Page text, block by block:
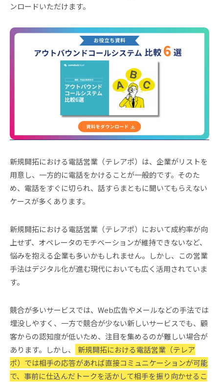
ンロードいただけます。
新規開拓における電話営業（テレアポ）は、企業がリストを
用意し、一方的に電話をかけることが一般的です。そのた
め、電話をすぐに切られ、話すらまともに聞いてもらえない
ケースが多くあります。
新規開拓における電話営業（テレアポ）において成約率が向
上せず、オペレータのモチベーションが維持できないなど、
悩みを抱える企業も多いかもしれません。しかし、この営業
手法はデジタル化が進む現代においても広く活用されていま
す。
競合が多いサービスでは、Web広告やメールなどの手法では
埋没しやすく、一方で競合が少ない新しいサービスでも、顧
客からの認知度が低いため、注目を集めるのが難しい場合が
あります。しかし、
新規開拓における電話営業（テレア
ポ）では相手の応答があれば直接コミュニケーションが可能
で、事前に仕込んだトークを活かして相手を振り向かせるこ